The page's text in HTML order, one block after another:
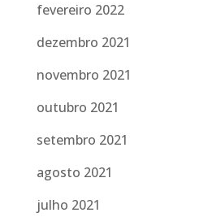
fevereiro 2022
dezembro 2021
novembro 2021
outubro 2021
setembro 2021
agosto 2021
julho 2021